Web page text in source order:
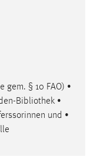
gem. § 10 FAO) •
Bibliothek •
und •